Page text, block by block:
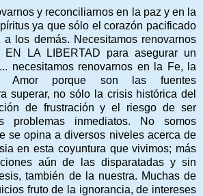
y reconciliarnos en la paz y en la
ya que sólo el corazón pacificado
los demás. Necesitamos renovarnos
LA LIBERTAD para asegurar un
necesitamos renovarnos en la Fe, la
Amor porque son las fuentes
superar, no sólo la crisis histórica del
de frustración y el riesgo de ser
problemas inmediatos. No somos
se opina a diversos niveles acerca de
en esta coyuntura que vivimos; más
aún de las disparatadas y sin
también de la nuestra. Muchas de
fruto de la ignorancia, de intereses